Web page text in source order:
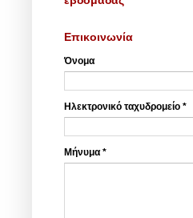
Επικοινωνία
Όνομα
Ηλεκτρονικό ταχυδρομείο *
Μήνυμα *